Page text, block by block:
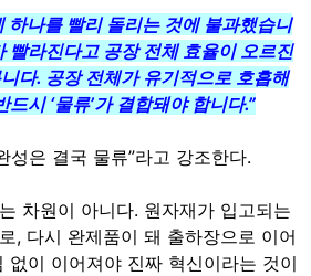
하나를 빨리 돌리는 것에 불과했습니
빨라진다고 공장 전체 효율이 오르진
다. 공장 전체가 유기적으로 호흡해
시 ‘물류’가 결합돼야 합니다.”
성은 결국 물류”라고 강조한다.
차원이 아니다. 원자재가 입고되는
, 다시 완제품이 돼 출하장으로 이어
없이 이어져야 진짜 혁신이라는 것이